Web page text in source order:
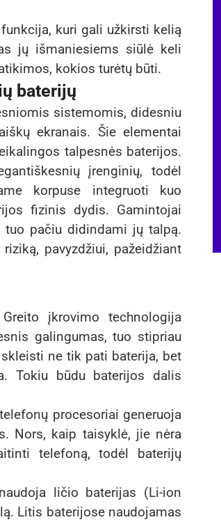
kuri gali užkirsti kelią
jų išmaniesiems siūlė keli
kokios turėtų būti.
baterijų
sistemomis, didesniu
ekranais. Šie elementai
talpesnės baterijos.
įrenginių, todėl
korpuse integruoti kuo
fizinis dydis. Gamintojai
pačiu didindami jų talpą.
pavyzdžiui, pažeidžiant
įkrovimo technologija
galingumas, tuo stipriau
ne tik pati baterija, bet
Tokiu būdu baterijos dalis
procesoriai generuoja
Nors, kaip taisyklė, jie nėra
telefoną, todėl baterijų
ličio baterijas (Li-ion
Litis baterijose naudojamas